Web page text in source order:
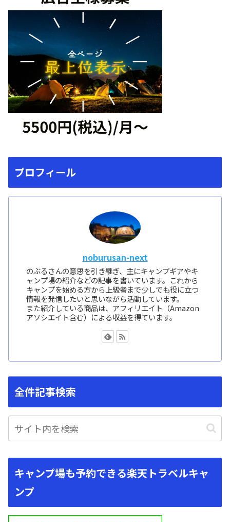
プロフィール
noburusan-next
のぶるさんの意思を引き継ぎ、主にキャンプギアやキ
ャンプ場の紹介などの記事を書いています。これから
キャンプを始める方から上級者まで少しでも役に立つ
情報を発信したいと思いながら活動しています。
また紹介している商品は、アフィリエイト（Amazon
アソシエイト含む）による収益を得ています。
全件記事検索
キャンプ場も予約できる楽天トラベルキャ
ンプ